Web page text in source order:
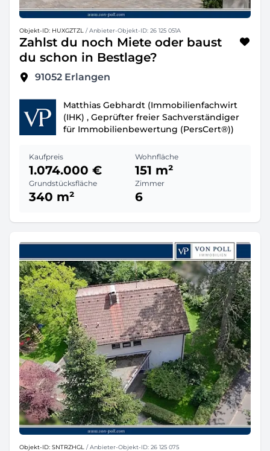
Objekt-ID: HUXGZTZL / Anbieter-Objekt-ID: 26 125 051A
Zahlst du noch Miete oder baust
du schon in Bestlage?
91052 Erlangen
Matthias Gebhardt (Immobilienfachwirt
(IHK) , Geprüfter freier Sachverständiger
für Immobilienbewertung (PersCert®))
Kaufpreis
1.074.000 €
Wohnfläche
151 m²
Grundstücksfläche
340 m²
Zimmer
6
Objekt-ID: SNTRZHGL / Anbieter-Objekt-ID: 26 125 075